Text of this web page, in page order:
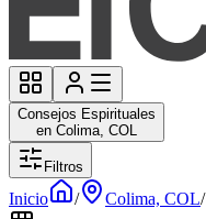
Consejos Espirituales
en Colima, COL
Filtros
Inicio / Colima, COL/